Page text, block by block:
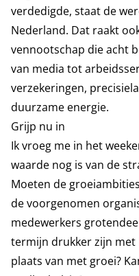
verdedigde, staat de
Nederland. Dat raakt
vennootschap die acht
van media tot
verzekeringen,
duurzame energie.
Grijp nu in
Ik vroeg me in het
waarde nog is van de
Moeten de
de voorgenomen
medewerkers
termijn drukker zijn met
plaats van met groei?